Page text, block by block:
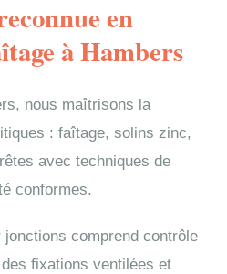
en
à Hambers
nous maîtrisons la
: faîtage, solins zinc,
avec techniques de
conformes.
comprend contrôle
fixations ventilées et